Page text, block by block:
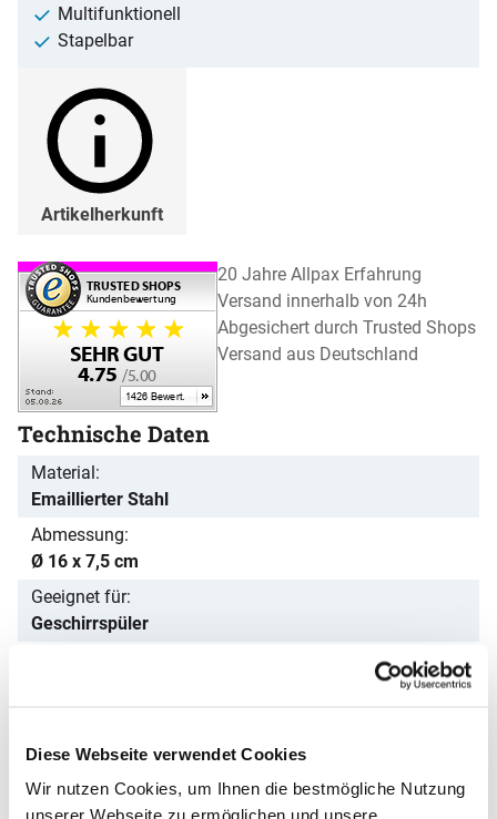
Diese Webseite verwendet Cookies
Wir nutzen Cookies, um Ihnen die bestmögliche Nutzung
unserer Webseite zu ermöglichen und unsere
Multifunktionell
Stapelbar
Artikelherkunft
20 Jahre Allpax Erfahrung
Versand innerhalb von 24h
Abgesichert durch Trusted Shops
Versand aus Deutschland
Technische Daten
Material
Emaillierter Stahl
Abmessung
Ø 16 x 7,5 cm
Geeignet für
Geschirrspüler
Kunden
Noch keine Bewertungen abgegeben
0 Bewertungen
Schreiben Sie jetzt Ihre persönliche Erfahrung mit